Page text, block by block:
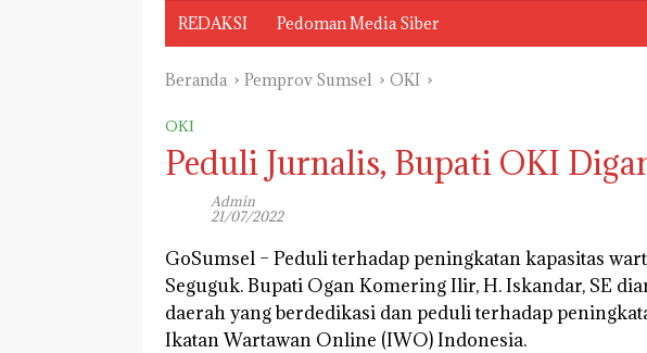
REDAKSI Pedoman Media Siber
Beranda Pemprov Sumsel OKI
OKI
Peduli Jurnalis, Bupati OKI
Admin
21/07/2022
GoSumsel – Peduli terhadap peningkatan kapasitas
Seguguk. Bupati Ogan Komering Ilir, H. Iskandar, SE
daerah yang berdedikasi dan peduli terhadap
Ikatan Wartawan Online (IWO) Indonesia.